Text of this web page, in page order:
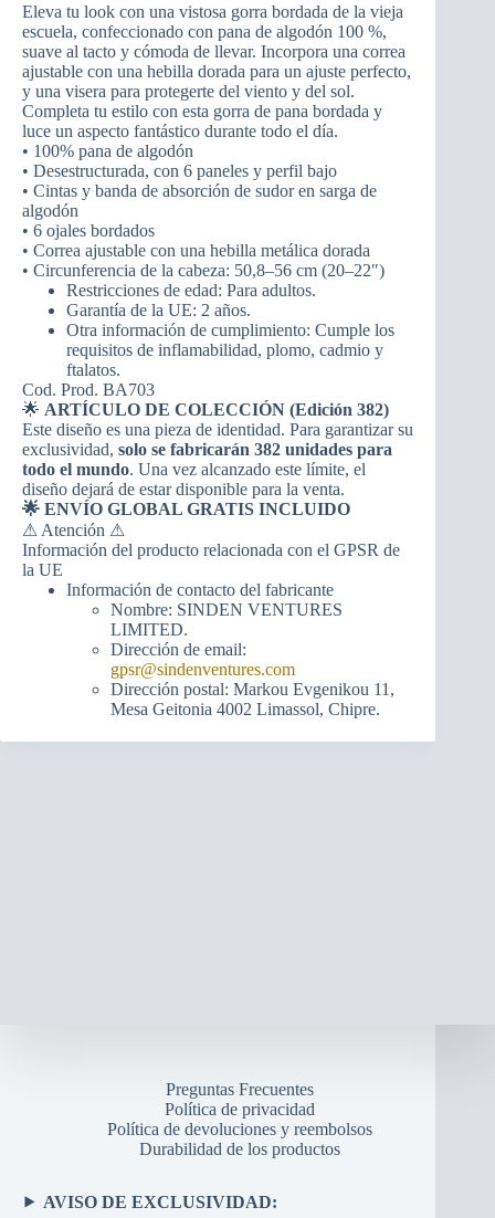
Eleva tu look con una vistosa gorra bordada de la vieja
escuela, confeccionado con pana de algodón 100 %,
suave al tacto y cómoda de llevar. Incorpora una correa
ajustable con una hebilla dorada para un ajuste perfecto,
y una visera para protegerte del viento y del sol.
Completa tu estilo con esta gorra de pana bordada y
luce un aspecto fantástico durante todo el día.
• 100% pana de algodón
• Desestructurada, con 6 paneles y perfil bajo
• Cintas y banda de absorción de sudor en sarga de
algodón
• 6 ojales bordados
• Correa ajustable con una hebilla metálica dorada
• Circunferencia de la cabeza: 50,8–56 cm (20–22″)
Restricciones de edad: Para adultos.
Garantía de la UE: 2 años.
Otra información de cumplimiento: Cumple los
requisitos de inflamabilidad, plomo, cadmio y
ftalatos.
Cod. Prod. BA703
🌟 ARTÍCULO DE COLECCIÓN (Edición 382)
Este diseño es una pieza de identidad. Para garantizar su
exclusividad, solo se fabricarán 382 unidades para
todo el mundo. Una vez alcanzado este límite, el
diseño dejará de estar disponible para la venta.
🌟 ENVÍO GLOBAL GRATIS INCLUIDO
⚠ Atención ⚠
Información del producto relacionada con el GPSR de
la UE
Información de contacto del fabricante
Nombre: SINDEN VENTURES
LIMITED.
Dirección de email:
gpsr@sindenventures.com
Dirección postal: Markou Evgenikou 11,
Mesa Geitonia 4002 Limassol, Chipre.
Preguntas Frecuentes
Política de privacidad
Política de devoluciones y reembolsos
Durabilidad de los productos
AVISO DE EXCLUSIVIDAD: